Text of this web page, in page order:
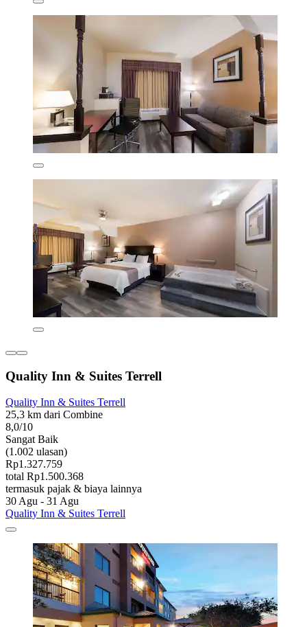
Quality Inn & Suites Terrell
Quality Inn & Suites Terrell
25,3 km dari Combine
8,0/10
Sangat Baik
(1.002 ulasan)
Rp1.327.759
total Rp1.500.368
termasuk pajak & biaya lainnya
30 Agu - 31 Agu
Quality Inn & Suites Terrell